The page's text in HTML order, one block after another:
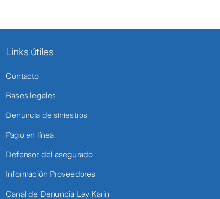
Links útiles
Contacto
Bases legales
Denuncia de siniestros
Pago en línea
Defensor del asegurado
Información Proveedores
Canal de Denuncia Ley Karin